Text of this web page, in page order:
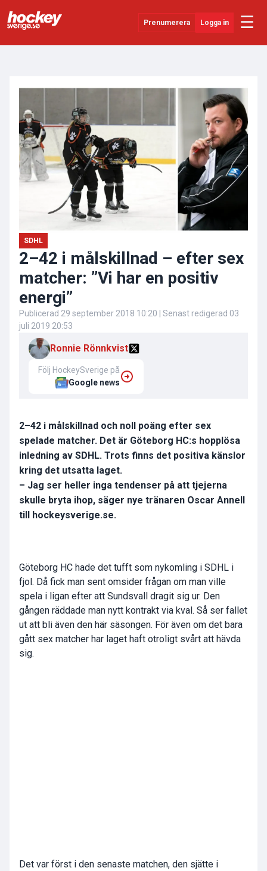
Prenumerera Logga in ☰
Evenemang
Övrigt
SDHL
2–42 i målskillnad – efter sex
matcher: ”Vi har en positiv
energi”
Publicerad 29 september 2018 10:20 | Senast redigerad 03
juli 2019 20:53
Ronnie Rönnkvist
Följ HockeySverige på
Google news
2–42 i målskillnad och noll poäng efter sex
spelade matcher. Det är Göteborg HC:s hopplösa
inledning av SDHL. Trots finns det positiva känslor
kring det utsatta laget.
– Jag ser heller inga tendenser på att tjejerna
skulle bryta ihop, säger nye tränaren Oscar Annell
till hockeysverige.se.
Göteborg HC hade det tufft som nykomling i SDHL i
fjol. Då fick man sent omsider frågan om man ville
spela i ligan efter att Sundsvall dragit sig ur. Den
gången räddade man nytt kontrakt via kval. Så ser fallet
ut att bli även den här säsongen. För även om det bara
gått sex matcher har laget haft otroligt svårt att hävda
sig.
Det var först i den senaste matchen, den sjätte i